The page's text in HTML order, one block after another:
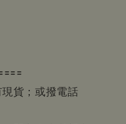
貨；或撥電話